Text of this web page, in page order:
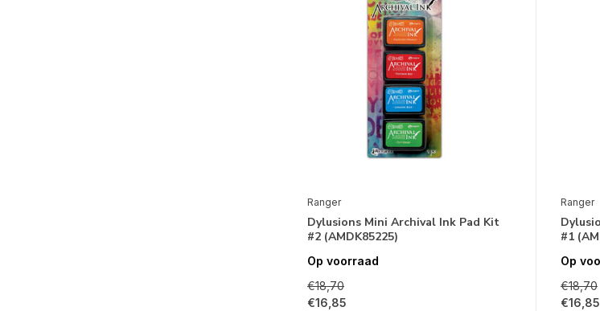
Ranger
Dylusions Mini Archival Ink Pad Kit
#2 (AMDK85225)
Op voorraad
€18,70
€16,85
Ranger
#1
Op
€18,70
€16,85